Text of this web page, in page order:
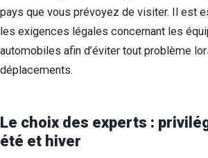
pays que vous prévoyez de visiter. Il est
les exigences légales concernant les
automobiles afin d’éviter tout problème
déplacements.
Le choix des experts :
été et hiver